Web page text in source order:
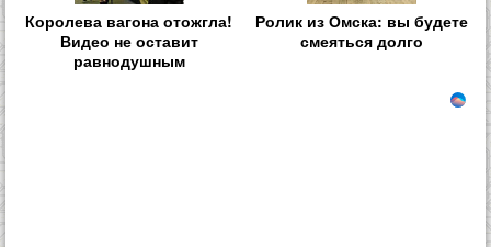
Королева вагона отожгла!
Видео не оставит
равнодушным
Ролик из Омска: вы будете
смеяться долго